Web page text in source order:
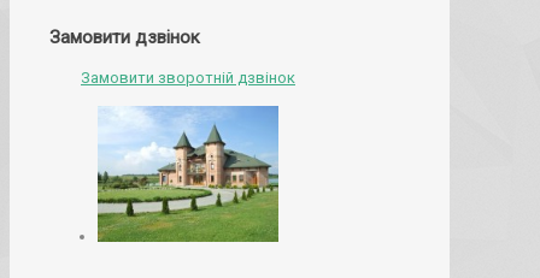
Замовити дзвінок
Замовити зворотній дзвінок